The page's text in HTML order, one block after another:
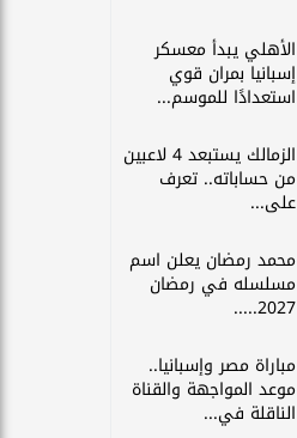
الأهلي يبدأ معسكر
إسبانيا بمران قوي
استعدادًا للموسم...
الزمالك يستبعد 4 لاعبين
من حساباته.. تعرف
على...
محمد رمضان يعلن اسم
مسلسله في رمضان
2027.....
مباراة مصر وإسبانيا..
موعد المواجهة والقناة
الناقلة في...